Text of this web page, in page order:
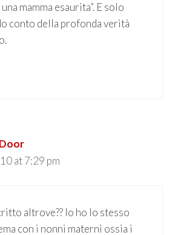
mamma esaurita”. E solo
conto della profonda verità
at 7:29 pm
altrove?? Io ho lo stesso
con i nonni materni ossia i